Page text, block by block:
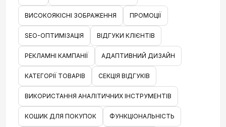
ВИСОКОЯКІСНІ ЗОБРАЖЕННЯ ПРОМОЦІЇ
SEO-ОПТИМІЗАЦІЯ ВІДГУКИ КЛІЄНТІВ
РЕКЛАМНІ КАМПАНІЇ АДАПТИВНИЙ ДИЗАЙН
КАТЕГОРІЇ ТОВАРІВ СЕКЦІЯ ВІДГУКІВ
ВИКОРИСТАННЯ АНАЛІТИЧНИХ ІНСТРУМЕНТІВ
КОШИК ДЛЯ ПОКУПОК ФУНКЦІОНАЛЬНІСТЬ